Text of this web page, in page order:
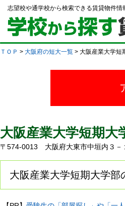
志望校や通学校から検索できる賃貸物件情
ＴＯＰ > 大阪府の短大一覧 > 大阪産業大学短
大阪産業大学短期大
〒574-0013 大阪府大東市中垣内３
大阪産業大学短期大学部